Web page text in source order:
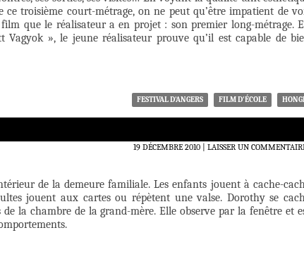
ce troisième court-métrage, on ne peut qu’être impatient de
que le réalisateur a en projet : son premier long-métrage.
Vagyok », le jeune réalisateur prouve qu’il est capable de
FESTIVAL D'ANGERS FILM D'ÉCOLE
19 DÉCEMBRE 2010 LAISSER UN
de la demeure familiale. Les enfants jouent à cache-
jouent aux cartes ou répètent une valse. Dorothy se
la chambre de la grand-mère. Elle observe par la fenêtre et